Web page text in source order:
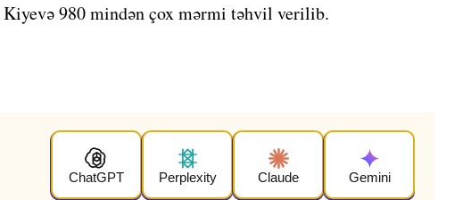
980 mindən çox mərmi təhvil verilib.
ChatGPT Perplexity Claude Gemini